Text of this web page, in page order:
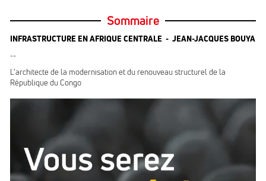
Sommaire
INFRASTRUCTURE EN AFRIQUE CENTRALE - JEAN-JACQUES BOUYA
--
L’architecte de la modernisation et du renouveau structurel de la
République du Congo